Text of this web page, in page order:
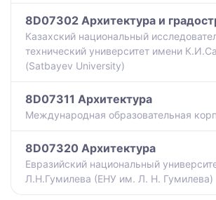
8D07302 Архитектура и
Казахский национальный
технический университет имени
(Satbayev University)
8D07311 Архитектура
Международная образовательная
8D07320 Архитектура
Евразийский национальный
Л.Н.Гумилева (ЕНУ им. Л. Н. Гумилева)